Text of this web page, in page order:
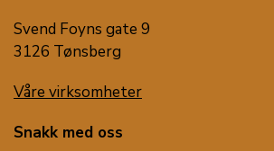
Svend Foyns gate 9
3126 Tønsberg
Våre virksomheter
Snakk med oss